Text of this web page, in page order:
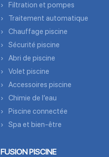
Filtration et pompes
Traitement automatique
Chauffage piscine
Sécurité piscine
Abri de piscine
Volet piscine
Accessoires piscine
Chimie de l’eau
Piscine connectée
Spa et bien-être
FUSION PISCINE